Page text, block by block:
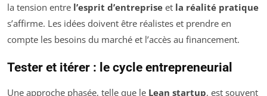
la tension entre l’esprit d’entreprise et la réalité pratique
s’affirme. Les idées doivent être réalistes et prendre en
compte les besoins du marché et l’accès au financement.
Tester et itérer : le cycle entrepreneurial
Une approche phasée, telle que le Lean startup, est souvent